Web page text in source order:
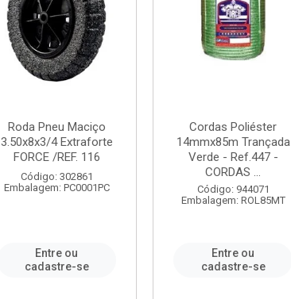
Roda Pneu Maciço
3.50x8x3/4 Extraforte
FORCE /REF. 116
Código: 302861
Embalagem: PC0001PC
Entre ou
cadastre-se
Cordas Poliéster
14mmx85m Trançada
Verde - Ref.447 -
CORDAS ...
Código: 944071
Embalagem: ROL85MT
Entre ou
cadastre-se